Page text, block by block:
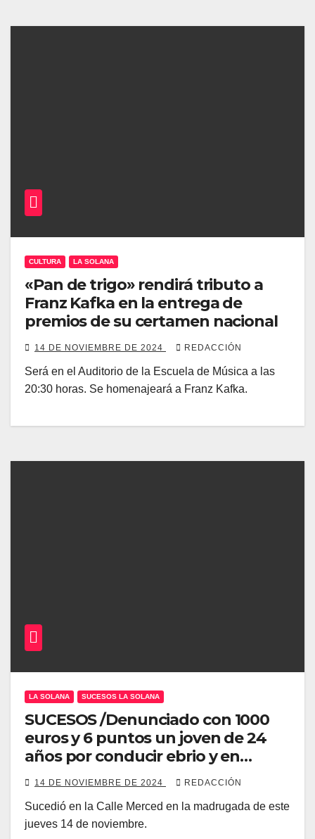
CULTURA LA SOLANA
«Pan de trigo» rendirá tributo a
Franz Kafka en la entrega de
premios de su certamen nacional
14 DE NOVIEMBRE DE 2024 REDACCIÓN
Será en el Auditorio de la Escuela de Música a las
20:30 horas. Se homenajeará a Franz Kafka.
LA SOLANA SUCESOS LA SOLANA
SUCESOS /Denunciado con 1000
euros y 6 puntos un joven de 24
años por conducir ebrio y en
dirección prohibida
14 DE NOVIEMBRE DE 2024 REDACCIÓN
Sucedió en la Calle Merced en la madrugada de este
jueves 14 de noviembre.